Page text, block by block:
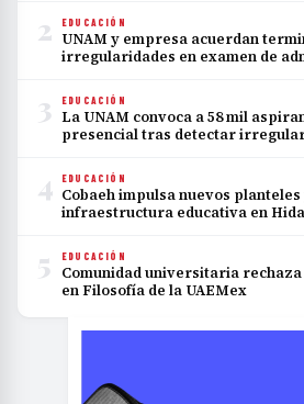
2 EDUCACIÓN
UNAM y empresa acuerdan
irregularidades en examen de
3 EDUCACIÓN
La UNAM convoca a 58 mil
presencial tras detectar
4 EDUCACIÓN
Cobaeh impulsa nuevos
infraestructura educativa en
5 EDUCACIÓN
Comunidad universitaria
en Filosofía de la UAEMex